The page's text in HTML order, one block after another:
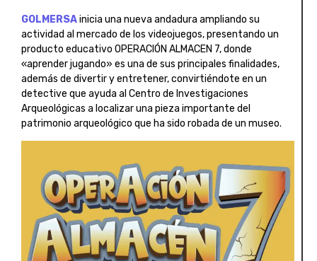
GOLMERSAinicia una nueva andadura ampliando su
actividad al mercado de los videojuegos, presentando un
producto educativo OPERACIÓN ALMACEN 7, donde
«aprender jugando» es una de sus principales finalidades,
además de divertir y entretener, convirtiéndote en un
detective que ayuda al Centro de Investigaciones
Arqueológicas a localizar una pieza importante del
patrimonio arqueológico que ha sido robada de un museo.